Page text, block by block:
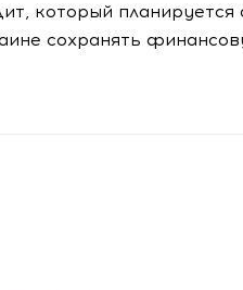
который планируется
сохранять